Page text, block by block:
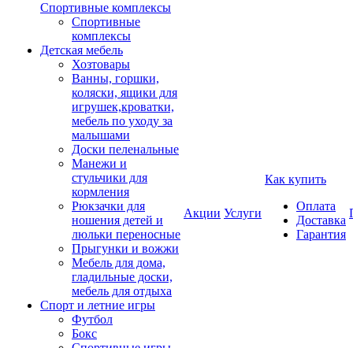
Спортивные комплексы
Спортивные
комплексы
Детская мебель
Хозтовары
Ванны, горшки,
коляски, ящики для
игрушек,кроватки,
мебель по уходу за
малышами
Доски пеленальные
Манежи и
стульчики для
кормления
Рюкзачки для
ношения детей и
люльки переносные
Прыгунки и вожжи
Мебель для дома,
гладильные доски,
мебель для отдыха
Спорт и летние игры
Футбол
Бокс
Акции Услуги
Как купить
Оплата
Доставка
Гарантия